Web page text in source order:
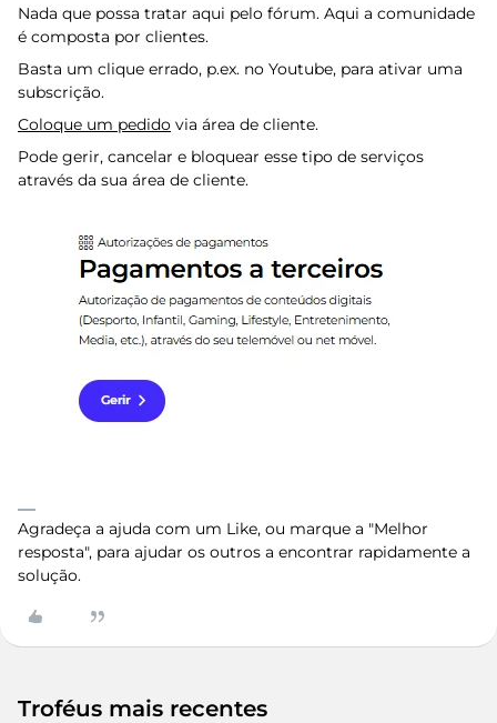
Nada que possa tratar aqui pelo fórum. Aqui a comunidade
é composta por clientes.
Basta um clique errado, p.ex. no Youtube, para ativar uma
subscrição.
Coloque um pedido via área de cliente.
Pode gerir, cancelar e bloquear esse tipo de serviços
através da sua área de cliente.
Agradeça a ajuda com um Like, ou marque a "Melhor
resposta", para ajudar os outros a encontrar rapidamente a
solução.
Troféus mais recentes